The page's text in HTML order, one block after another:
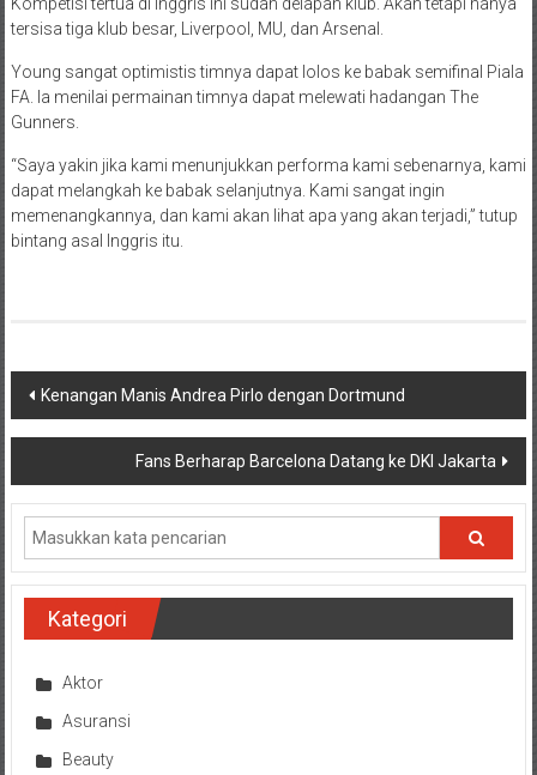
Kompetisi tertua di Inggris ini sudah delapan klub. Akan tetapi hanya
tersisa tiga klub besar, Liverpool, MU, dan Arsenal.
Young sangat optimistis timnya dapat lolos ke babak semifinal Piala
FA. Ia menilai permainan timnya dapat melewati hadangan The
Gunners.
“Saya yakin jika kami menunjukkan performa kami sebenarnya, kami
dapat melangkah ke babak selanjutnya. Kami sangat ingin
memenangkannya, dan kami akan lihat apa yang akan terjadi,” tutup
bintang asal Inggris itu.
Navigasi
pos
Kenangan Manis Andrea Pirlo dengan Dortmund
Fans Berharap Barcelona Datang ke DKI Jakarta
Kategori
Aktor
Asuransi
Beauty